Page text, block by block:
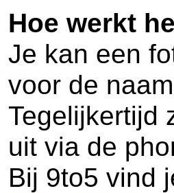
Hoe werkt
Je kan een
voor de
Tegelijkertijd
uit via de
Bij 9to5 vind